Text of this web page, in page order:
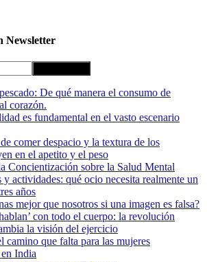
Newsletter
De qué manera el consumo de
corazón.
es fundamental en el vasto escenario
comer despacio y la textura de los
en el apetito y el peso
Concientización sobre la Salud Mental
y actividades: qué ocio necesita realmente un
años
mejor que nosotros si una imagen es falsa?
con todo el cuerpo: la revolución
la visión del ejercicio
camino que falta para las mujeres
India